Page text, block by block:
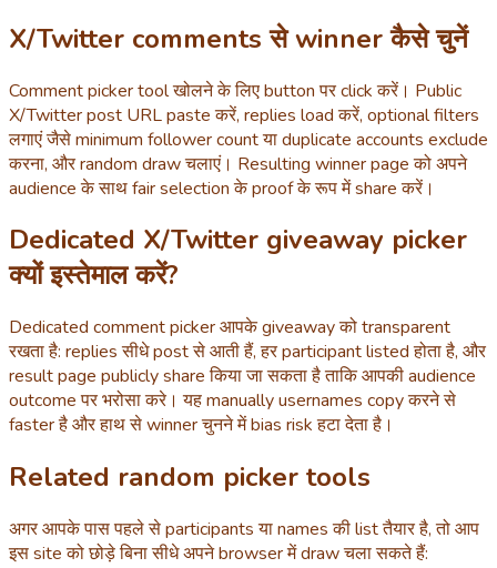
X/Twitter comments से winner कैसे चुनें
Comment picker tool खोलने के लिए button पर click करें। Public
X/Twitter post URL paste करें, replies load करें, optional filters
लगाएं जैसे minimum follower count या duplicate accounts exclude
करना, और random draw चलाएं। Resulting winner page को अपने
audience के साथ fair selection के proof के रूप में share करें।
Dedicated X/Twitter giveaway picker
क्यों इस्तेमाल करें?
Dedicated comment picker आपके giveaway को transparent
रखता है: replies सीधे post से आती हैं, हर participant listed होता है, और
result page publicly share किया जा सकता है ताकि आपकी audience
outcome पर भरोसा करे। यह manually usernames copy करने से
faster है और हाथ से winner चुनने में bias risk हटा देता है।
Related random picker tools
अगर आपके पास पहले से participants या names की list तैयार है, तो आप
इस site को छोड़े बिना सीधे अपने browser में draw चला सकते हैं: